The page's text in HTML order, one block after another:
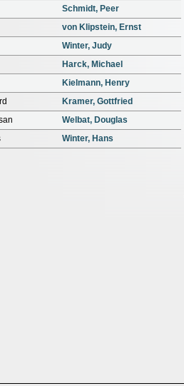
Schmidt, Peer
von Klipstein, Ernst
Winter, Judy
Harck, Michael
Kielmann, Henry
Kramer, Gottfried
Welbat, Douglas
Winter, Hans